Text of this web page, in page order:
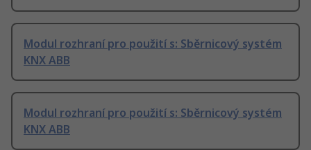
Modul rozhraní pro použití s: Sběrnicový systém
KNX ABB
Modul rozhraní pro použití s: Sběrnicový systém
KNX ABB